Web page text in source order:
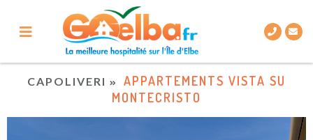
CAPOLIVERI
APPARTEMENTS VISTA SU
MONTECRISTO